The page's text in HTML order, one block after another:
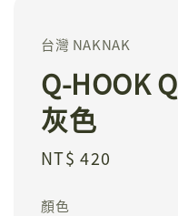
台灣 NAKNAK
Q-HOOK
灰色
Regular
NT$ 420
顏色